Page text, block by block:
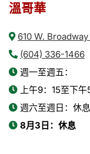
溫哥華
610 W.
(604) 336-1466
週一至週五：
上午9：15至下午
週六至週日：休息
8月3日：休息